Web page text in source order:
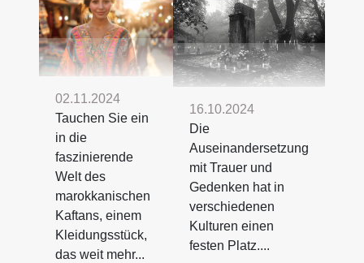
02.11.2024
Tauchen Sie ein
in die
faszinierende
Welt des
marokkanischen
Kaftans, einem
Kleidungsstück,
das weit mehr...
16.10.2024
Die
Auseinandersetzung
mit Trauer und
Gedenken hat in
verschiedenen
Kulturen einen
festen Platz....